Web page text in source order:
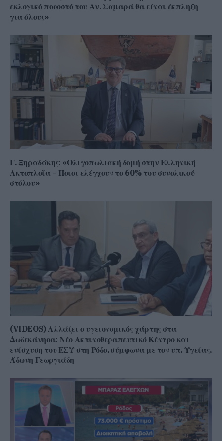
εκλογικό ποσοστό του Αν. Σαμαρά θα είναι έκπληξη
για όλους»
Γ. Ξηραδάκης: «Ολιγοπωλιακή δομή στην Ελληνική
Ακτοπλοΐα – Ποιοι ελέγχουν το 60% του συνολικού
στόλου»
(VIDEOS) Αλλάζει ο υγειονομικός χάρτης στα
Δωδεκάνησα: Νέο Ακτινοθεραπευτικό Κέντρο και
ενίσχυση του ΕΣΥ στη Ρόδο, σύμφωνα με τον υπ. Υγείας,
Άδωνη Γεωργιάδη